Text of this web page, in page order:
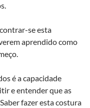
se esta
aprendido como
é a capacidade
e entender que as
fazer esta costura